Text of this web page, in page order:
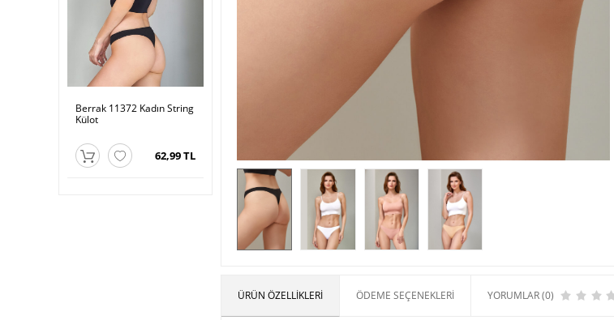
Berrak 11372 Kadın String
Külot
62,99 TL
ÜRÜN ÖZELLIKLERI ÖDEME SEÇENEKLERI YORUMLAR (0)